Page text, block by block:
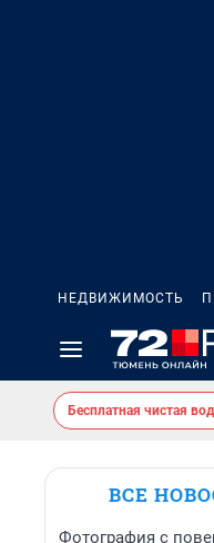
НЕДВИЖИМОСТЬ
Бесплатная чистая
ВСЕ
Фотография с